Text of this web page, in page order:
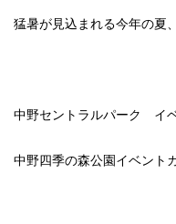
猛暑が見込まれる今年の夏
中野セントラルパーク イ
中野四季の森公園イベント